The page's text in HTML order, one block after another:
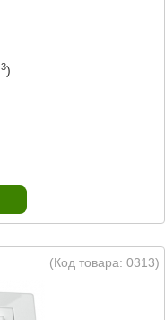
3)
(Код товара: 0313)